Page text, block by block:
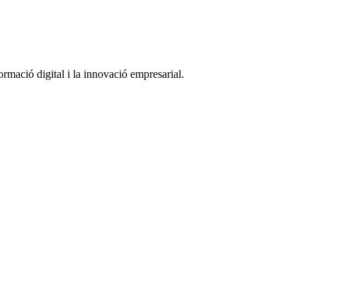
digital i la innovació empresarial.